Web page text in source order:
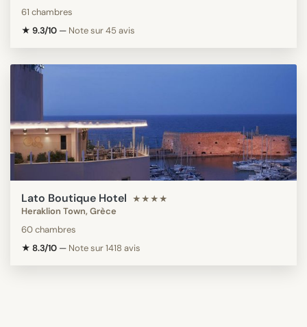
61 chambres
★ 9.3/10 — Note sur 45 avis
Lato Boutique Hotel ★★★★
Heraklion Town, Grèce
60 chambres
★ 8.3/10 — Note sur 1418 avis